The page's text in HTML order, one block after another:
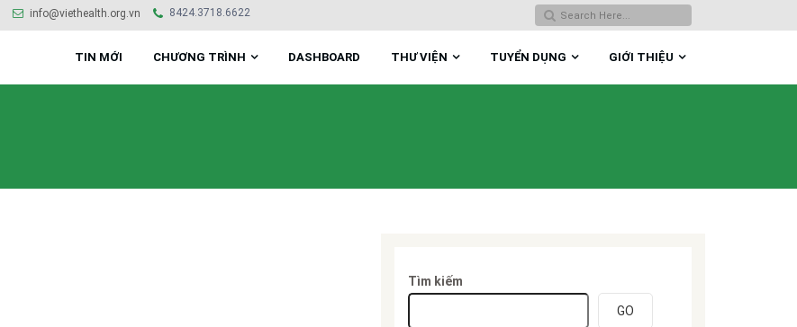
info@viethealth.org.vn 8424.3718.6622
TIN MỚI CHƯƠNG TRÌNH DASHBOARD THƯ VIỆN TUYỂN DỤNG GIỚI THIỆU
Tìm kiếm
GO